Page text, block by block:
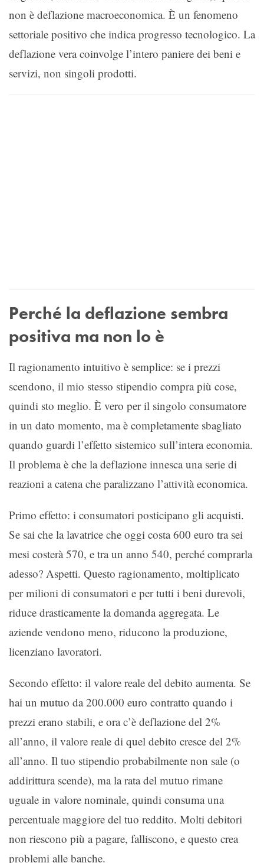
non è deflazione macroeconomica. È un fenomeno
settoriale positivo che indica progresso tecnologico. La
deflazione vera coinvolge l’intero paniere dei beni e
servizi, non singoli prodotti.
Perché la deflazione sembra
positiva ma non lo è
Il ragionamento intuitivo è semplice: se i prezzi
scendono, il mio stesso stipendio compra più cose,
quindi sto meglio. È vero per il singolo consumatore
in un dato momento, ma è completamente sbagliato
quando guardi l’effetto sistemico sull’intera economia.
Il problema è che la deflazione innesca una serie di
reazioni a catena che paralizzano l’attività economica.
Primo effetto: i consumatori posticipano gli acquisti.
Se sai che la lavatrice che oggi costa 600 euro tra sei
mesi costerà 570, e tra un anno 540, perché comprarla
adesso? Aspetti. Questo ragionamento, moltiplicato
per milioni di consumatori e per tutti i beni durevoli,
riduce drasticamente la domanda aggregata. Le
aziende vendono meno, riducono la produzione,
licenziano lavoratori.
Secondo effetto: il valore reale del debito aumenta. Se
hai un mutuo da 200.000 euro contratto quando i
prezzi erano stabili, e ora c’è deflazione del 2%
all’anno, il valore reale di quel debito cresce del 2%
all’anno. Il tuo stipendio probabilmente non sale (o
addirittura scende), ma la rata del mutuo rimane
uguale in valore nominale, quindi consuma una
percentuale maggiore del tuo reddito. Molti debitori
non riescono più a pagare, falliscono, e questo crea
problemi alle banche.